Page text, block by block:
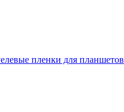
пленки для планшетов